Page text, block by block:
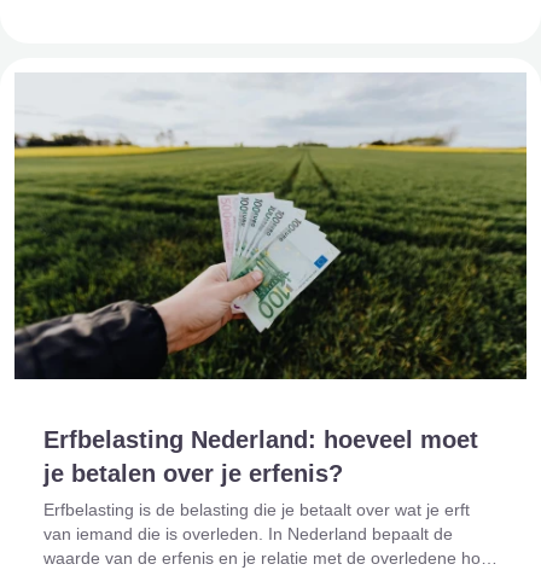
Erfbelasting Nederland: hoeveel moet
je betalen over je erfenis?
Erfbelasting is de belasting die je betaalt over wat je erft
van iemand die is overleden. In Nederland bepaalt de
waarde van de erfenis en je relatie met de overledene hoe